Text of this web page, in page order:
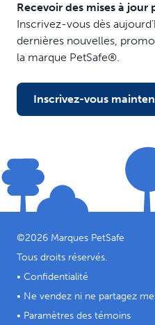
Recevoir des mises à jour
Inscrivez-vous dès
dernières nouvelles,
la marque PetSafe®.
Inscrivez-vous
©2026 Marques PetSafe
Tous droits réservés.
• Confidentialité
• Ne vendez ni ne partagez
• Paramètres des témoins